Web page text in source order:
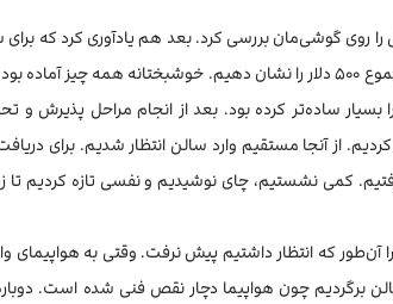
را روی گوشی‌مان بررسی کرد. بعد هم یادآوری کرد که
به گرجستان، هر مسافر باید به ازای هر روز اقامت، ۱۰۰ دلار همراه داشته باشد و از ما خواست مجموع ۵۰۰ دلار را نشان دهیم. خوشبختانه همه چیز
بسیار ساده‌تر کرده بود. بعد از انجام مراحل پذیرش و
از آنجا مستقیم وارد سالن انتظار شدیم. برای
را از دستگاه خودپرداز تحویل گرفتیم. کمی نشستیم، چای نوشیدیم و نفسی تازه کردیم
اما ماجرا آن‌طور که انتظار داشتیم پیش نرفت. وقتی به هواپیمای
برگردیم چون هواپیما دچار نقص فنی شده است.